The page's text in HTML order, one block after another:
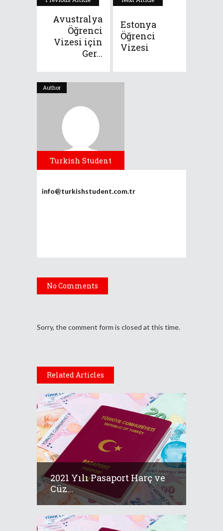
Avustralya
Öğrenci
Vizesi için
Ger...
Estonya
Öğrenci
Vizesi
Author
Turkish Student
info@turkishstudent.com.tr
No Comments
Sorry, the comment form is closed at this time.
Related Articles
2021 Yılı Pasaport Harç ve
Cüz...